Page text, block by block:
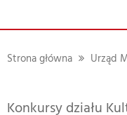
Strona główna Urząd
Konkursy działu